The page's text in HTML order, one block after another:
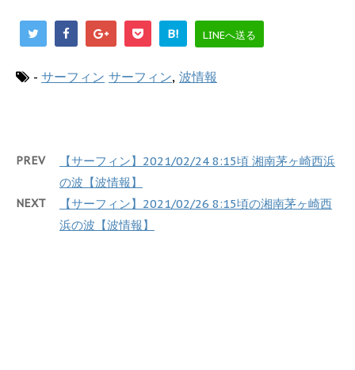
B! LINEへ送る
- サーフィン サーフィン, 波情報
PREV
【サーフィン】2021/02/24 8:15頃 湘南茅ヶ崎西浜
の波【波情報】
NEXT
【サーフィン】2021/02/26 8:15頃の湘南茅ヶ崎西
浜の波【波情報】